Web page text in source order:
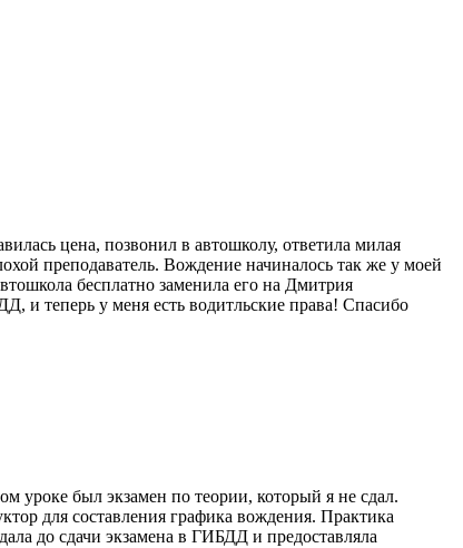
цена, позвонил в автошколу, ответила милая
преподаватель. Вождение начиналось так же у моей
бесплатно заменила его на Дмитрия
и теперь у меня есть водитльские права! Спасибо
уроке был экзамен по теории, который я не сдал.
для составления графика вождения. Практика
до сдачи экзамена в ГИБДД и предоставляла